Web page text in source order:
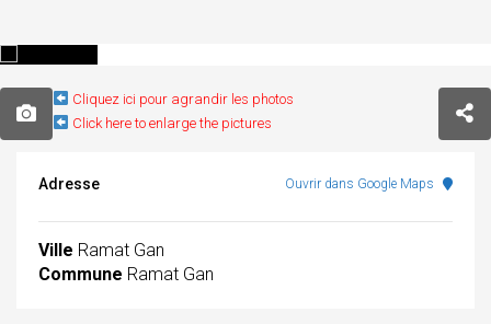
Cliquez ici pour agrandir les photos
Click here to enlarge the pictures
Adresse Ouvrir dans Google Maps
Ville Ramat Gan
Commune Ramat Gan